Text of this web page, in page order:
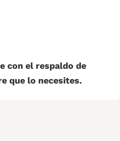
con el respaldo de
que lo necesites.